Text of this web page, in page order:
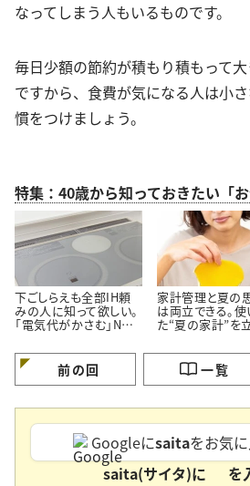
なってしまう人もいるものです。
毎日少額の節約が積もり積もって
ですから、食費が気になる人は小
慣をつけましょう。
特集：40歳から知っておきたい「お
下ごしらえも全部IH頼
みの人に知って欲しい。
「電気代がかさむ」NG
家計管理と夏の
は両立できる。
た“夏の家計”を
前の回 一覧
Googleにsaitaをお気
saita(サイタ)に
を